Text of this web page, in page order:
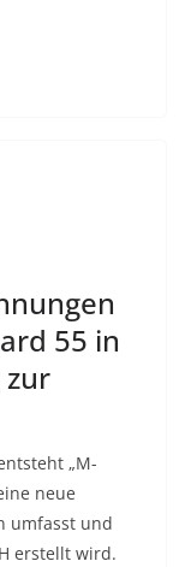
55 in
„M-
neue
umfasst und
erstellt wird.